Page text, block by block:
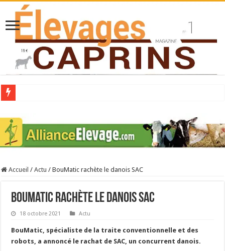
Stress thermique : quelles solutions concrètes pour protéger son troupeau ?
40 ans du Space : une présentation caprine quotidienne
La collecte de lait de chèvre confirme son rebond
Accueil / Actu / BouMatic rachète le danois SAC
BouMatic rachète le danois SAC
18 octobre 2021 Actu
BouMatic, spécialiste de la traite conventionnelle et des
robots, a annoncé le rachat de SAC, un concurrent danois.